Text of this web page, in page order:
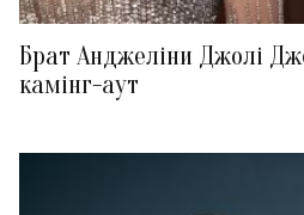
Брат Анджеліни Джолі
камінг-аут